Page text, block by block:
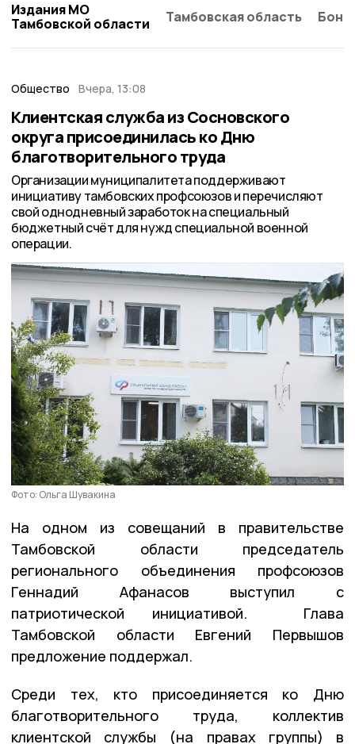
Издания МО
Тамбовской области
Тамбовская область
Общество Вчера, 13:08
Клиентская служба из Сосновского
округа присоединилась ко Дню
благотворительного труда
Организации муниципалитета поддерживают
инициативу тамбовских профсоюзов и перечисляют
свой однодневный заработок на специальный
бюджетный счёт для нужд специальной военной
операции.
Фото: Ольга Шувакина
На одном из совещаний в правительстве
Тамбовской области председатель
регионального объединения профсоюзов
Геннадий Афанасов выступил с
патриотической инициативой. Глава
Тамбовской области Евгений Первышов
предложение поддержал.
Среди тех, кто присоединяется ко Дню
благотворительного труда, коллектив
клиентской службы (на правах группы) в